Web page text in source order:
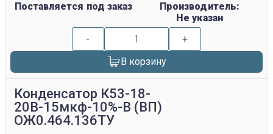
Поставляется под заказ
Производитель:
Не указан
-
+
В корзину
Конденсатор К53-18-
20В-15мкф-10%-В (ВП)
ОЖ0.464.136ТУ